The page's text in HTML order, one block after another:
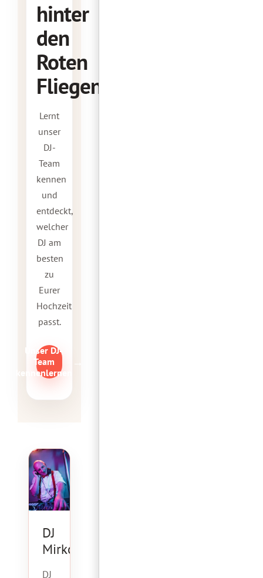
hinter
den
Roten
Fliegen?
Lernt
unser
DJ-
Team
kennen
und
entdeckt,
welcher
DJ am
besten
zu
Eurer
Hochzeit
passt.
Unser DJ-
Team
kennenlernen
→
DJ
Mirko
DJ